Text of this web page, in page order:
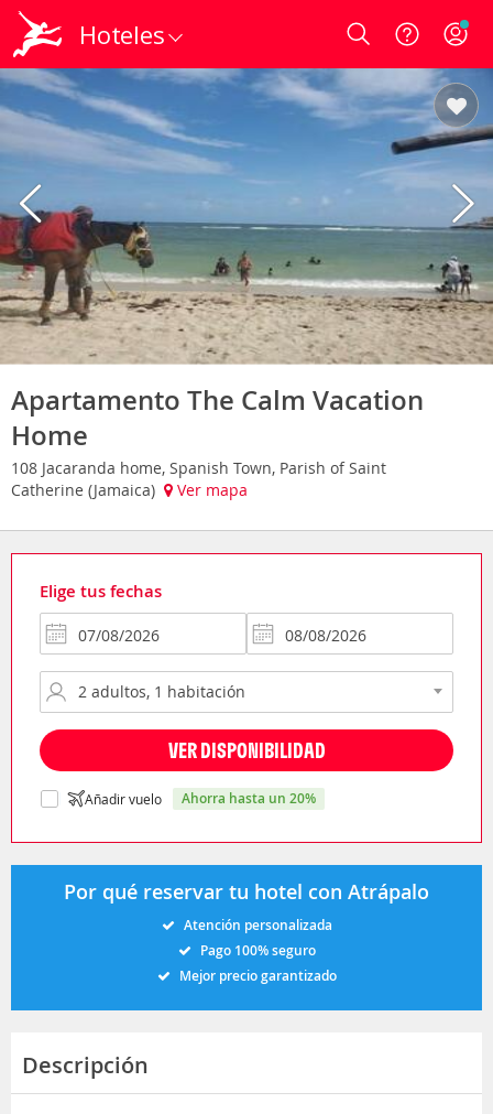
Hoteles Login
Apartamento The Calm Vacation
Home
108 Jacaranda home, Spanish Town, Parish of Saint
Catherine (Jamaica)
Ver mapa
Elige tus fechas
VER DISPONIBILIDAD
Añadir vuelo ahorra hasta un 20%
Por qué reservar tu hotel con Atrápalo
Atención personalizada
Pago 100% seguro
Mejor precio garantizado
Descripción